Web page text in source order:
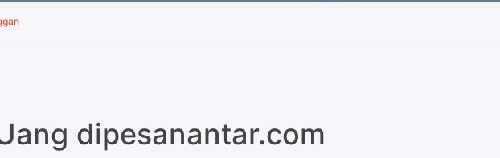
dipesanantar.com